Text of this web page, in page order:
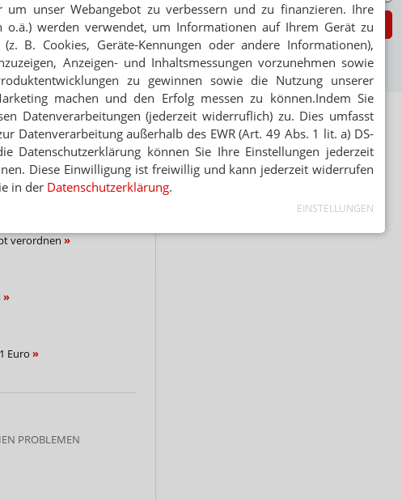
unser Webangebot zu verbessern und zu finanzieren. Ihre
o.ä.) werden verwendet, um Informationen auf Ihrem Gerät zu
B. Cookies, Geräte-Kennungen oder andere Informationen),
Anzeigen- und Inhaltsmessungen vorzunehmen sowie
zu gewinnen sowie die Nutzung unserer
machen und den Erfolg messen zu können.Indem Sie
Datenverarbeitungen (jederzeit widerruflich) zu. Dies umfasst
Datenverarbeitung außerhalb des EWR (Art. 49 Abs. 1 lit. a) DS-
Datenschutzerklärung können Sie Ihre Einstellungen jederzeit
Diese Einwilligung ist freiwillig und kann jederzeit widerrufen
in der Datenschutzerklärung.
EINSTELLUNGEN
Kostenlos!
Jetzt
abonnieren
verordnen
Euro
PROBLEMEN
Jetzt abonnieren
Hinweis zum Newsletter &
Datenschutz